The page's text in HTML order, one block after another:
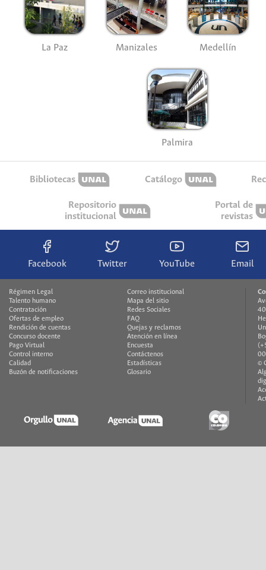
La Paz Manizales Medellín
Palmira
Bibliotecas Catálogo
Repositorio
institucional
Portal de
revistas
Facebook Twitter YouTube Email
Régimen Legal
Talento humano
Contratación
Ofertas de empleo
Rendición de cuentas
Concurso docente
Pago Virtual
Control interno
Calidad
Buzón de notificaciones
Correo institucional
Mapa del sitio
Redes Sociales
FAQ
Quejas y reclamos
Atención en línea
Encuesta
Contáctenos
Estadísticas
Glosario
©